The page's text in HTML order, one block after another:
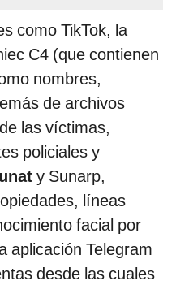
como TikTok, la
C4 (que contienen
nombres,
de archivos
las víctimas,
policiales y
y Sunarp,
líneas
facial por
aplicación Telegram
desde las cuales